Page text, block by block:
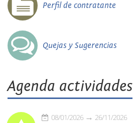
Perfil de contratante
Quejas y Sugerencias
Agenda actividades
08/01/2026 26/11/2026